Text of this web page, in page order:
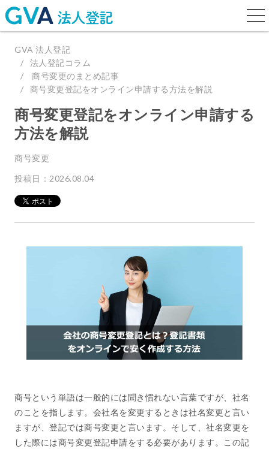
GVA 法人登記
法人登記コラム
商号変更のまとめ記事
商号変更登記をオンライン申請する方法を解説
商号変更登記をオンライン申請する
方法を解説
商号変更
投稿日：2026.08.04
商号という単語は一般的には聞き慣れない言葉ですが、社名
のことを指します。会社名を変更するときは社名変更と言い
ますが、登記では商号変更と言います。そして、社名変更を
した際には商号変更登記申請をする必要があります。この記